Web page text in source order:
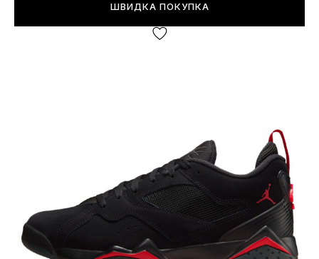
ШВИДКА ПОКУПКА